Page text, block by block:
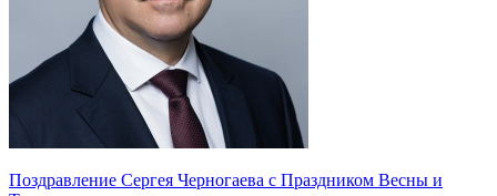
Поздравление Сергея Черногаева с Праздником Весны и